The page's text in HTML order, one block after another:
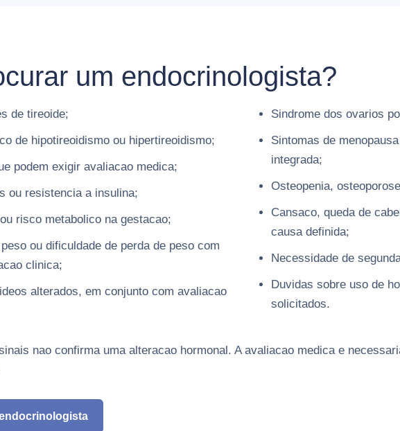
um endocrinologista?
de tireoide;
de hipotireoidismo ou hipertireoidismo;
podem exigir avaliacao medica;
ou resistencia a insulina;
risco metabolico na gestacao;
ou dificuldade de perda de peso com
clinica;
alterados, em conjunto com avaliacao
Sindrome dos ovarios
Sintomas de
integrada;
Osteopenia,
Cansaco, queda de
causa definida;
Necessidade de
Duvidas sobre uso de
solicitados.
nao confirma uma alteracao hormonal. A avaliacao medica e